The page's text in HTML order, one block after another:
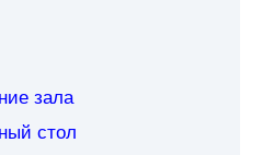
зала
стол